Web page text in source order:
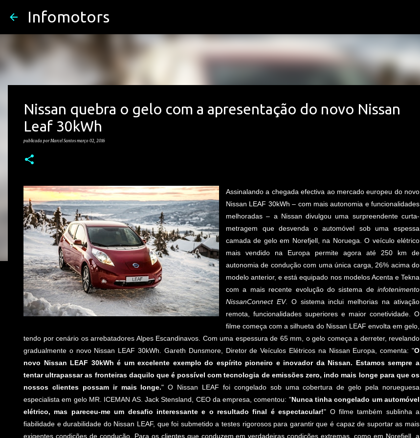
Infomotors
Nissan quebra o gelo com a apresentação do novo Nissan
Leaf 30kWh
publicada porMarcel Santos março 02, 2016
Assinalando a chegada efectiva ao mercado europeu do novo
Nissan LEAF 30kWh – com mais autonomia e funcionalidades
melhoradas – a Nissan divulgou uma surpreendente curta-
metragem que desvenda o automóvel sob uma espessa
camada de gelo em Norefjell, na Noruega. O veículo elétrico
mais vendido na Europa permite agora até 250 km de
autonomia de condução com uma única carga, 26% acima do
modelo anterior, e está equipado nos modelos Acenta e Tekna
com a mais recente evolução do sistema de infotenimento
NissanConnect EV. O sistema inclui melhorias na ativação
remota, funcionalidades superiores e maior conetividade. O
filme começa com a silhueta do Nissan LEAF envolta em gelo,
tendo por cenário os arrebatadores Alpes Escandinavos. Com uma espessura de 65 mm, o gelo começa a derreter, revelando
gradualmente o novo Nissan LEAF 30kWh. Gareth Dunsmore, Diretor de Veículos Elétricos na Nissan Europa, comenta: "O
novo Nissan LEAF 30kWh é um excelente exemplo do espírito pioneiro e inovador da Nissan. Estamos sempre a
tentar ultrapassar as fronteiras daquilo que é possível com tecnologia de emissões zero, indo mais longe para que os
nossos clientes possam ir mais longe." O Nissan LEAF foi congelado sob uma cobertura de gelo pela norueguesa
especialista em gelo MR. ICEMAN AS. Jack Stensland, CEO da empresa, comentou: "Nunca tinha congelado um automóvel
elétrico, mas pareceu-me um desafio interessante e o resultado final é espectacular!" O filme também sublinha a
fiabilidade e durabilidade do Nissan LEAF, que foi submetido a testes rigorosos para garantir que é capaz de suportar as mais
exigentes condições de condução. Para os clientes que conduzem em verdadeiras condições extremas, como em Norefjell, a